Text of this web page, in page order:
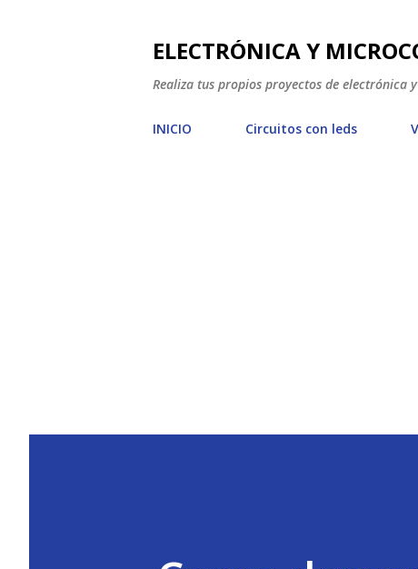
ELECTRÓNICA Y
Realiza tus propios proyectos de electrónica
INICIO Circuitos con leds